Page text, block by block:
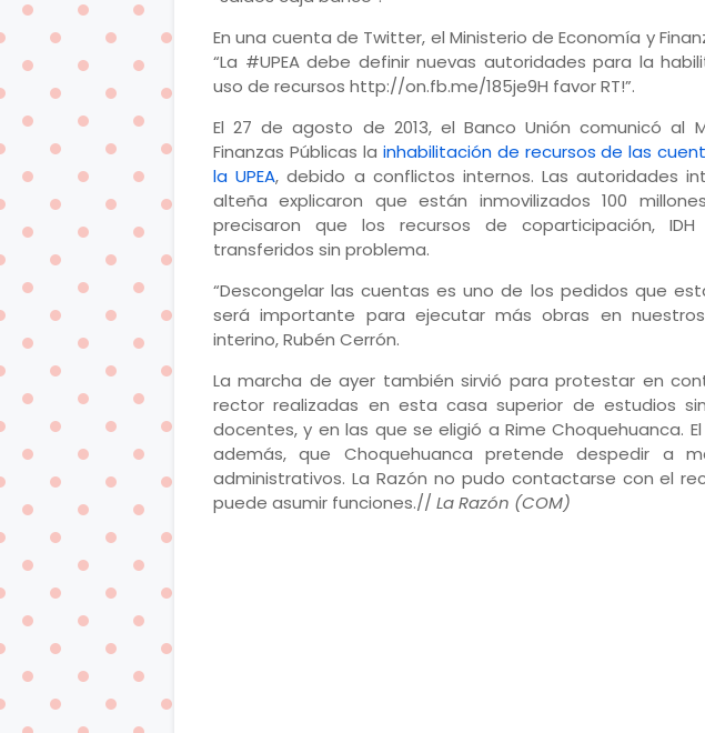
En una cuenta de Twitter, el Ministerio de Economía y
“La #UPEA debe definir nuevas autoridades para la
uso de recursos http://on.fb.me/185je9H favor RT!”.
El 27 de agosto de 2013, el Banco Unión comunicó al
Finanzas Públicas la inhabilitación de recursos de las
la UPEA, debido a conflictos internos. Las autoridades
alteña explicaron que están inmovilizados 100
precisaron que los recursos de coparticipación,
transferidos sin problema.
“Descongelar las cuentas es uno de los pedidos que
será importante para ejecutar más obras en
interino, Rubén Cerrón.
La marcha de ayer también sirvió para protestar en
rector realizadas en esta casa superior de estudios
docentes, y en las que se eligió a Rime Choquehuanca.
además, que Choquehuanca pretende despedir a
administrativos. La Razón no pudo contactarse con el
puede asumir funciones.// La Razón (COM)